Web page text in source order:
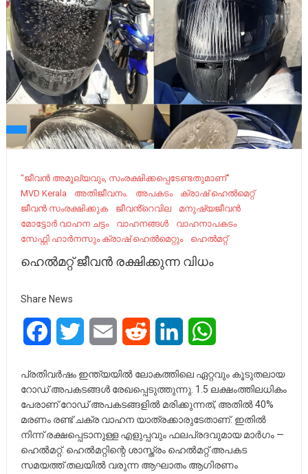
“ജീവന്‍ അമൂല്യവും, സംരക്ഷിക്കപ്പെടേണ്ടതുമാണ്”
MVD Kerala
അതിജീവനം. അപകടം
ക്രാഷ് ഹെൽമെറ്റ്
ജീവൻ സംരക്ഷിക്കുക
ജീവൻ്റെവില
മനുഷ്യജീവൻ
മോട്ടോർ വാഹന ചട്ടം
വാഹനങ്ങള്‍
വാഹനാപകടം
സേഫ്റ്റി ഹാർനസും ക്രാഷ് ഹെൽമെറ്റും
ഹെൽമറ്റ്
ഹെൽമറ്റ് ജീവൻ രക്ഷിക്കുന്ന വിധം
Share News
FacebookTwitter Email Reddit LinkedIn
പ്രതിവർഷം ഇന്ത്യയിൽ ലോകത്തിലെ ഏറ്റവും കൂടുതലായ
റോഡ് അപകടങ്ങൾ രേഖപ്പെടുത്തുന്നു. 1.5 ലക്ഷംത്തിലധികം
പേരാണ് റോഡ് അപകടങ്ങളിൽ മരിക്കുന്നത്, അതിൽ 40%
മരണം രണ്ട് ചക്ര വാഹന യാത്രക്കാരുടേതാണ്. ഇതിൽ
നിന്ന് രക്ഷപ്പെടാനുള്ള എളുപ്പവും ഫലപ്രദവുമായ മാർഗം —
ഹെൽമറ്റ്. ഹെൽമറ്റിന്റെ ശാസ്ത്രം ഹെൽമറ്റ് അപകട
സമയത്ത് തലയിൽ വരുന്ന ആഘാതം ആഗിരണം